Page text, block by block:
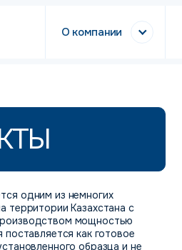
О компании
одним из немногих
территории Казахстана с
мощностью
как готовое
образца и не